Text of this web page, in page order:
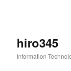
hiro345
Information